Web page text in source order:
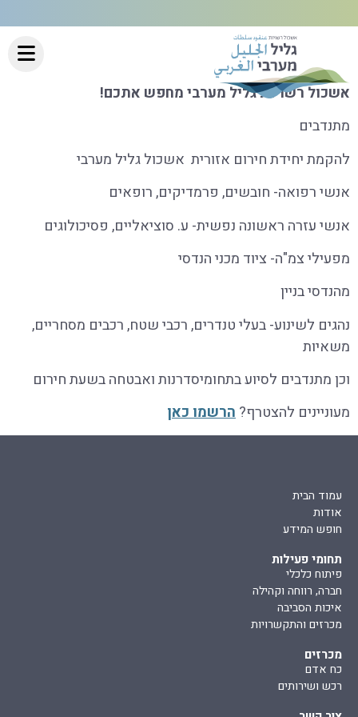
אשכול רשויות גליל מערבי מחפש אתכם!
מתנדבים
להקמת יחידת חירום אזורית אשכול גליל מערבי
אנשי רפואה- חובשים, פרמדיקים, רופאים
אנשי עזרה ראשונה נפשית- ע. סוציאליים, פסיכולוגים
מפעילי צמ"ה- ציוד מכני הנדסי
מהנדסי בניין
נהגים לשינוע- בעלי טנדרים, רכבי שטח, רכבים מסחריים,
משאיות
וכן מתנדבים לסיוע בתחומיסדרנות ואבטחה בשעת חירום
מעוניינים להצטרף?הרשמו כאן
עמוד הבית
אודות
חופש המידע
תחומי פעילות
פיתוח כלכלי
חברה, רווחה וקהילה
איכות הסביבה
מכרזים והתקשרויות
מכרזים
כח אדם
רכש ושירותים